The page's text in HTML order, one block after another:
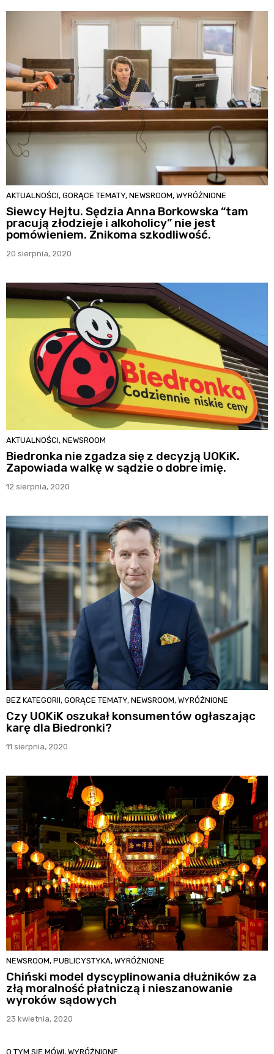
AKTUALNOŚCI, GORĄCE TEMATY, NEWSROOM, WYRÓŻNIONE
Siewcy Hejtu. Sędzia Anna Borkowska “tam
pracują złodzieje i alkoholicy” nie jest
pomówieniem. Znikoma szkodliwość.
20 sierpnia, 2020
AKTUALNOŚCI, NEWSROOM
Biedronka nie zgadza się z decyzją UOKiK.
Zapowiada walkę w sądzie o dobre imię.
12 sierpnia, 2020
BEZ KATEGORII, GORĄCE TEMATY, NEWSROOM, WYRÓŻNIONE
Czy UOKiK oszukał konsumentów ogłaszając
karę dla Biedronki?
11 sierpnia, 2020
NEWSROOM, PUBLICYSTYKA, WYRÓŻNIONE
Chiński model dyscyplinowania dłużników za
złą moralność płatniczą i nieszanowanie
wyroków sądowych
23 kwietnia, 2020
O TYM SIĘ MÓWI, WYRÓŻNIONE